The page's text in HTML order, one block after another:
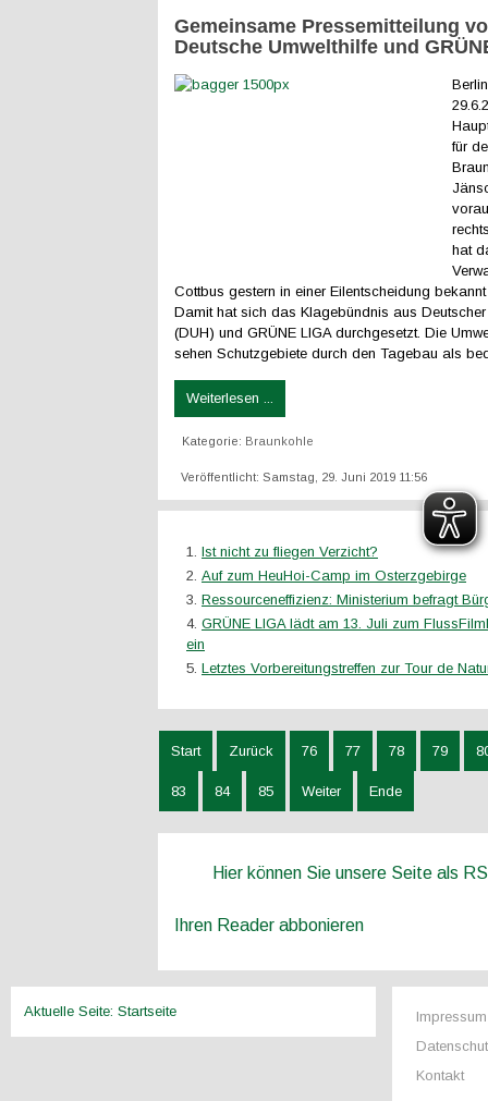
Gemeinsame Pressemitteilung
Deutsche Umwelthilfe und
für
hat
Cottbus gestern in einer Eilentscheidung
Damit hat sich das Klagebündnis aus Deutscher
(DUH) und GRÜNE LIGA durchgesetzt. Die
sehen Schutzgebiete durch den Tagebau als
Weiterlesen ...
Kategorie: Braunkohle
Veröffentlicht: Samstag, 29. Juni 2019 11:56
Ist nicht zu fliegen Verzicht?
Auf zum HeuHoi-Camp im Osterzgebirge
Ressourceneffizienz: Ministerium befragt
GRÜNE LIGA lädt am 13. Juli zum
ein
Letztes Vorbereitungstreffen zur Tour de
Start Zurück 76 77 78 79
83 84 85 Weiter Ende
Hier können Sie unsere Seite als
Ihren Reader abbonieren
Aktuelle Seite: Startseite
Impressum
Kontakt